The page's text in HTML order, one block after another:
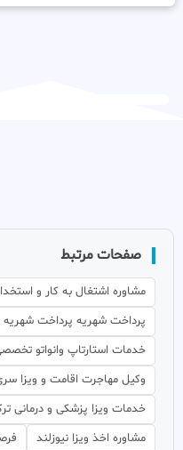
صفحات مرتبط
مشاوره اشتغال به کار و
پرداخت شهریه پرداخت شهریه
خدمات استارتاپ وانواتو
وکیل مهاجرت اقامت و ویزا
خدمات ویزا پزشکی و درمانی
مشاوره اخذ ویزا نیوزلند